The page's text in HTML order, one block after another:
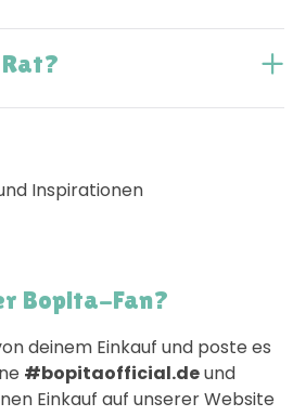
Inspirationen
Bopita-Fan?
deinem Einkauf und poste es
#bopitaofficial.deund
Einkauf auf unserer Website